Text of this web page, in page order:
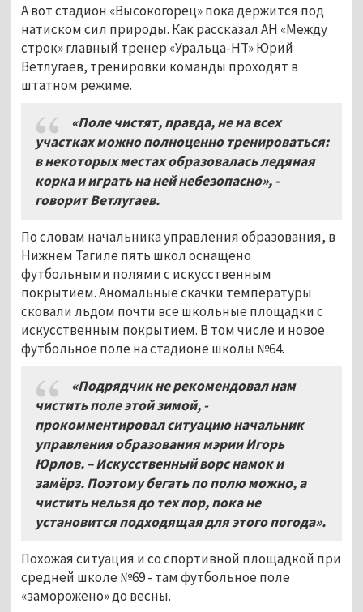
А вот стадион «Высокогорец» пока держится под
натиском сил природы. Как рассказал АН «Между
строк» главный тренер «Уральца-НТ» Юрий
Ветлугаев, тренировки команды проходят в
штатном режиме.
«Поле чистят, правда, не на всех
участках можно полноценно тренироваться:
в некоторых местах образовалась ледяная
корка и играть на ней небезопасно», -
говорит Ветлугаев.
По словам начальника управления образования, в
Нижнем Тагиле пять школ оснащено
футбольными полями с искусственным
покрытием. Аномальные скачки температуры
сковали льдом почти все школьные площадки с
искусственным покрытием. В том числе и новое
футбольное поле на стадионе школы №64.
«Подрядчик не рекомендовал нам
чистить поле этой зимой, -
прокомментировал ситуацию начальник
управления образования мэрии Игорь
Юрлов. – Искусственный ворс намок и
замёрз. Поэтому бегать по полю можно, а
чистить нельзя до тех пор, пока не
установится подходящая для этого погода».
Похожая ситуация и со спортивной площадкой при
средней школе №69 - там футбольное поле
«заморожено» до весны.